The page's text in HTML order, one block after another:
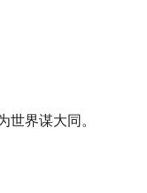
世界谋大同。